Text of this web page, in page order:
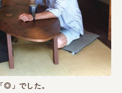
◎」でした。